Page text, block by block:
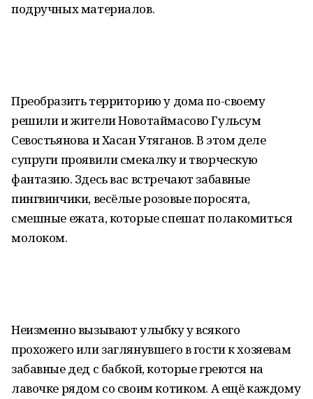
подручных материалов.
Преобразить территорию у дома по-своему
решили и жители Новотаймасово Гульсум
Севостьянова и Хасан Утяганов. В этом деле
супруги проявили смекалку и творческую
фантазию. Здесь вас встречают забавные
пингвинчики, весёлые розовые поросята,
смешные ежата, которые спешат полакомиться
молоком.
Неизменно вызывают улыбку у всякого
прохожего или заглянувшего в гости к хозяевам
забавные дед с бабкой, которые греются на
лавочке рядом со своим котиком. А ещё каждому